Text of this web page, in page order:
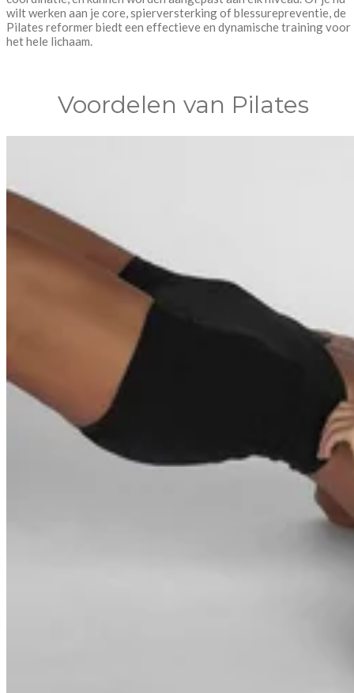
wilt werken aan je core, spierversterking of blessurepreventie, de
Pilates reformer biedt een effectieve en dynamische training voor
het hele lichaam.
Voordelen van Pilates